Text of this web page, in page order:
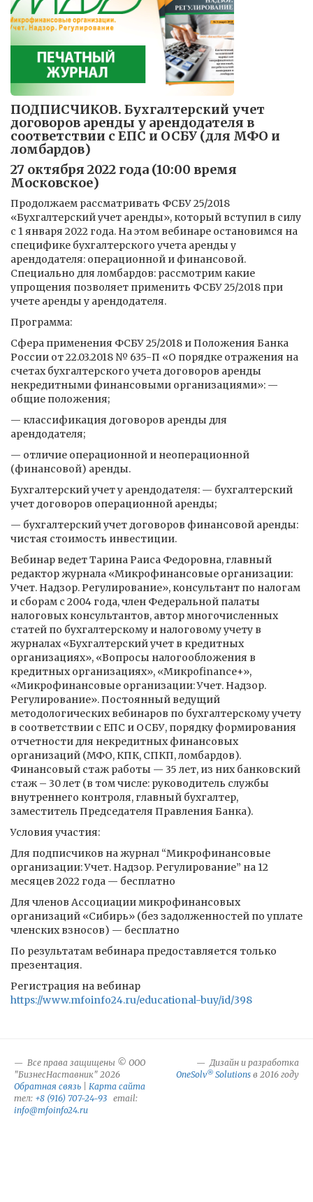
ПОДПИСЧИКОВ. Бухгалтерский учет
договоров аренды у арендодателя в
соответствии с ЕПС и ОСБУ (для МФО и
ломбардов)
27 октября 2022 года (10:00 время
Московское)
Продолжаем рассматривать ФСБУ 25/2018
«Бухгалтерский учет аренды», который вступил в силу
с 1 января 2022 года. На этом вебинаре остановимся на
специфике бухгалтерского учета аренды у
арендодателя: операционной и финансовой.
Специально для ломбардов: рассмотрим какие
упрощения позволяет применить ФСБУ 25/2018 при
учете аренды у арендодателя.
Программа:
Сфера применения ФСБУ 25/2018 и Положения Банка
России от 22.03.2018 № 635-П «О порядке отражения на
счетах бухгалтерского учета договоров аренды
некредитными финансовыми организациями»: —
общие положения;
— классификация договоров аренды для
арендодателя;
— отличие операционной и неоперационной
(финансовой) аренды.
Бухгалтерский учет у арендодателя: — бухгалтерский
учет договоров операционной аренды;
— бухгалтерский учет договоров финансовой аренды:
чистая стоимость инвестиции.
Вебинар ведет Тарина Раиса Федоровна, главный
редактор журнала «Микрофинансовые организации:
Учет. Надзор. Регулирование», консультант по налогам
и сборам с 2004 года, член Федеральной палаты
налоговых консультантов, автор многочисленных
статей по бухгалтерскому и налоговому учету в
журналах «Бухгалтерский учет в кредитных
организациях», «Вопросы налогообложения в
кредитных организациях», «Микроfinance+»,
«Микрофинансовые организации: Учет. Надзор.
Регулирование». Постоянный ведущий
методологических вебинаров по бухгалтерскому учету
в соответствии с ЕПС и ОСБУ, порядку формирования
отчетности для некредитных финансовых
организаций (МФО, КПК, СПКП, ломбардов).
Финансовый стаж работы — 35 лет, из них банковский
стаж – 30 лет (в том числе: руководитель службы
внутреннего контроля, главный бухгалтер,
заместитель Председателя Правления Банка).
Условия участия:
Для подписчиков на журнал “Микрофинансовые
организации: Учет. Надзор. Регулирование” на 12
месяцев 2022 года — бесплатно
Для членов Ассоциации микрофинансовых
организаций «Сибирь» (без задолженностей по уплате
членских взносов) — бесплатно
По результатам вебинара предоставляется только
презентация.
Регистрация на вебинар
https://www.mfoinfo24.ru/educational-buy/id/398
Все права защищены © ООО
"БизнесНаставник" 2026
Обратная связь
Карта сайта
тел: +8 (916) 707-24-93 email:
info@mfoinfo24.ru
Дизайн и разработка
OneSolv® Solutions в 2016 году